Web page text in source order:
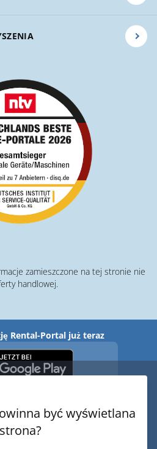
zamieszczone na tej stronie nie
handlowej.
Rental-Portal już teraz
być wyświetlana
strona?